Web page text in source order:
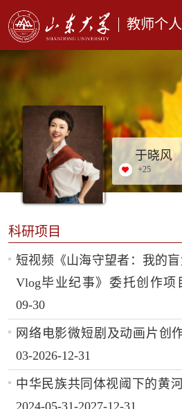
教师个
于晓风
+25
科研项目
短视频《山海守望者：我的
Vlog毕业纪事》委托创作项
09-30
网络电影微短剧及动画片创
03-2026-12-31
中华民族共同体视阈下的黄
2024-05-31-2027-12-31